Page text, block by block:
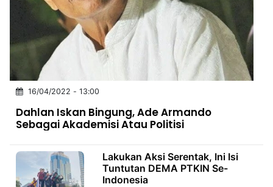
INDONESIA
Insight
NTB
Suara
Time
Lens
IDN
Daily
Jogja
Jalan
Rakyat
Idealita
News
Kita
Notice
Dinamikapost.com
Radar
Baru
Seedbacklink
Follow
16/04/2022 - 13:00
Dahlan Iskan Bingung, Ade Armando
Sebagai Akademisi Atau Politisi
Lakukan Aksi Serentak, Ini Isi
Tuntutan DEMA PTKIN Se-
Indonesia